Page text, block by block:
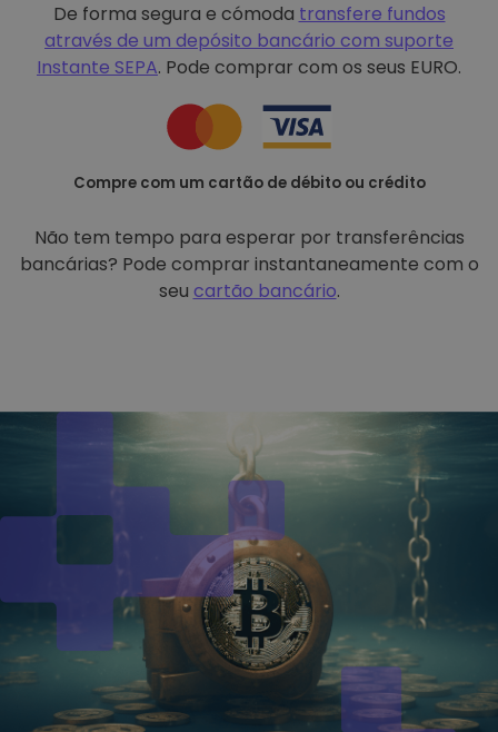
De forma segura e cómoda transfere fundos
através de um depósito bancário com suporte
Instante SEPA. Pode comprar com os seus EURO.
Compre com um cartão de débito ou crédito
Não tem tempo para esperar por transferências
bancárias? Pode comprar instantaneamente com o
seu cartão bancário.